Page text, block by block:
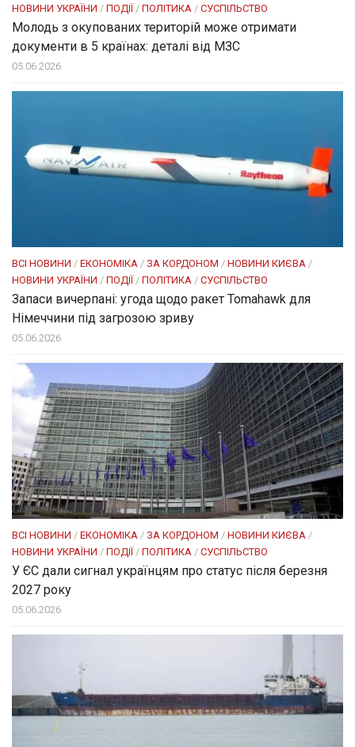
НОВИНИ УКРАЇНИ / ПОДІЇ/ ПОЛІТИКА / СУСПІЛЬСТВО
Молодь з окупованих територій може отримати
документи в 5 країнах: деталі від МЗС
05.06.2026
ВСІ НОВИНИ / ЕКОНОМІКА / ЗА КОРДОНОМ / НОВИНИ КИЄВА /
НОВИНИ УКРАЇНИ / ПОДІЇ/ ПОЛІТИКА / СУСПІЛЬСТВО
Запаси вичерпані: угода щодо ракет Tomahawk для
Німеччини під загрозою зриву
05.06.2026
ВСІ НОВИНИ / ЕКОНОМІКА / ЗА КОРДОНОМ / НОВИНИ КИЄВА /
НОВИНИ УКРАЇНИ / ПОДІЇ/ ПОЛІТИКА / СУСПІЛЬСТВО
У ЄС дали сигнал українцям про статус після березня
2027 року
05.06.2026